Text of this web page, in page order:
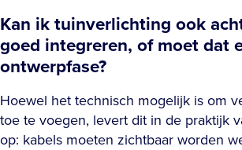
Kan ik tuinverlichting ook
goed integreren, of moet dat
ontwerpfase?
Hoewel het technisch mogelijk is om
toe te voegen, levert dit in de praktijk
op: kabels moeten zichtbaar worden